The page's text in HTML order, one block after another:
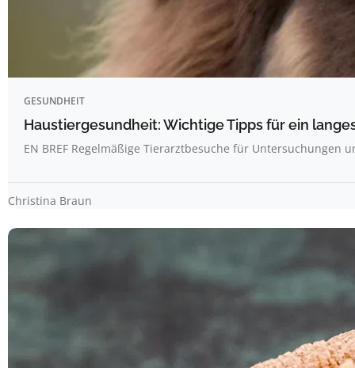
GESUNDHEIT
Haustiergesundheit: Wichtige Tipps für ein
EN BREF Regelmäßige Tierarztbesuche für Untersuchungen
Christina Braun